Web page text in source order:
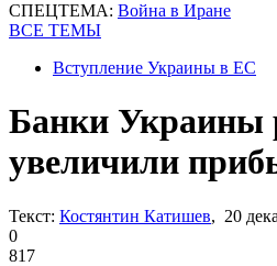
СПЕЦТЕМА: Война в Иране
ВСЕ ТЕМЫ
Вступление Украины в ЕС
Банки Украины
увеличили
Текст: Костянтин Катишев, 20
0
817